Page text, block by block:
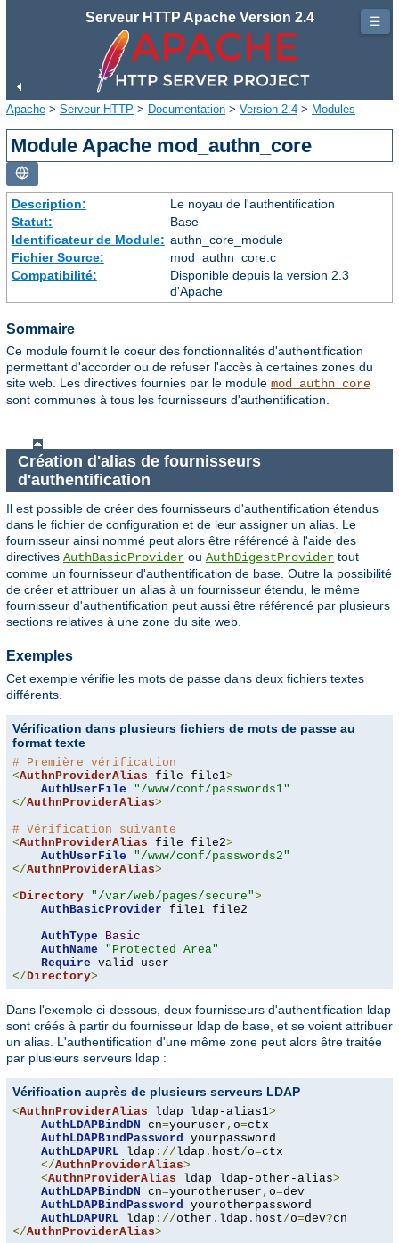
Serveur HTTP Apache Version 2.4
Apache > Serveur HTTP > Documentation > Version 2.4 > Modules
Module Apache mod_authn_core
Description:
Le noyau de l'authentification
Statut:
Base
Identificateur de Module: authn_core_module
Fichier Source:
mod_authn_core.c
Compatibilité:
Disponible depuis la version 2.3
d'Apache
Sommaire
Ce module fournit le coeur des fonctionnalités d'authentification
permettant d'accorder ou de refuser l'accès à certaines zones du
site web. Les directives fournies par le module mod_authn_core
sont communes à tous les fournisseurs d'authentification.
Création d'alias de fournisseurs
d'authentification
Il est possible de créer des fournisseurs d'authentification étendus
dans le fichier de configuration et de leur assigner un alias. Le
fournisseur ainsi nommé peut alors être référencé à l'aide des
directives AuthBasicProvider ou AuthDigestProvider tout
comme un fournisseur d'authentification de base. Outre la possibilité
de créer et attribuer un alias à un fournisseur étendu, le même
fournisseur d'authentification peut aussi être référencé par plusieurs
sections relatives à une zone du site web.
Exemples
Cet exemple vérifie les mots de passe dans deux fichiers textes
différents.
Vérification dans plusieurs fichiers de mots de passe au
format texte
# Première vérification
<AuthnProviderAlias file file1>
AuthUserFile
"/www/conf/passwords1"
</AuthnProviderAlias>
# Vérification suivante
<AuthnProviderAlias file file2>
AuthUserFile
"/www/conf/passwords2"
</AuthnProviderAlias>
<Directory "/var/web/pages/secure">
AuthBasicProvider file1 file2
AuthType
Basic
AuthName
"Protected Area"
Require
</Directory>
Dans l'exemple ci-dessous, deux fournisseurs d'authentification ldap
sont créés à partir du fournisseur ldap de base, et se voient attribuer
un alias. L'authentification d'une même zone peut alors être traitée
par plusieurs serveurs ldap :
Vérification auprès de plusieurs serveurs LDAP
<AuthnProviderAlias ldap ldap-alias1>
AuthLDAPBindDN cn=youruser , o=ctx
AuthLDAPBindPassword
yourpassword
AuthLDAPURL ldap ://ldap . host/o=ctx
</AuthnProviderAlias>
<AuthnProviderAlias ldap ldap-other-alias>
AuthLDAPBindDN cn=yourotheruser , o=dev
AuthLDAPBindPassword
yourotherpassword
AuthLDAPURL ldap ://other . ldap . host/o=dev?
</AuthnProviderAlias>
☰